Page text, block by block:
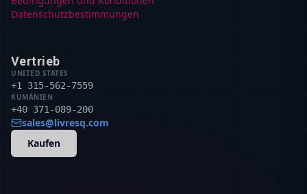
Datenschutzbestimmungen
Vertrieb
UNITED STATES
+1 315-562-7559
RUMÄNIEN
+40 371-089-200
sales@livresq.com
Kaufen